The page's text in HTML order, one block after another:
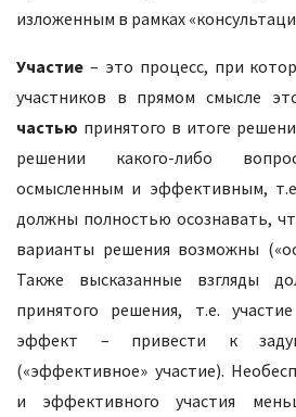
изложенным в рамках
Участие – это процесс, при
участников в прямом смысле
частью принятого в итоге
решении какого-либо
осмысленным и эффективным,
должны полностью осознавать,
варианты решения возможны
Также высказанные взгляды
принятого решения, т.е.
эффект – привести к
(«эффективное» участие).
и эффективного участия